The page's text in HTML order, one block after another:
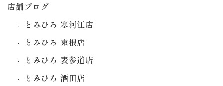
店舗ブログ
とみひろ 寒河江店
とみひろ 東根店
とみひろ 表参道店
とみひろ 酒田店